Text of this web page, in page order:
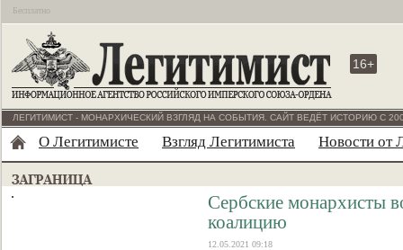
Бесплатно
16+
ЛЕГИТИМИСТ - МОНАРХИЧЕСКИЙ ВЗГЛЯД НА СОБЫТИЯ. САЙТ ВЕДЁТ ИСТОРИЮ С
О Легитимисте Взгляд Легитимиста Новости от
Сербские монархисты
коалицию
12.05.2021 09:18